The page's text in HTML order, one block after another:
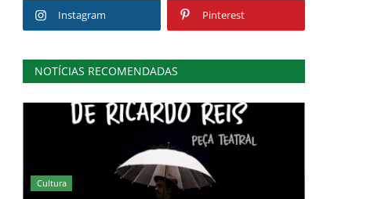
Instagram Pinterest
NOTÍCIAS RECOMENDADAS
Cultura